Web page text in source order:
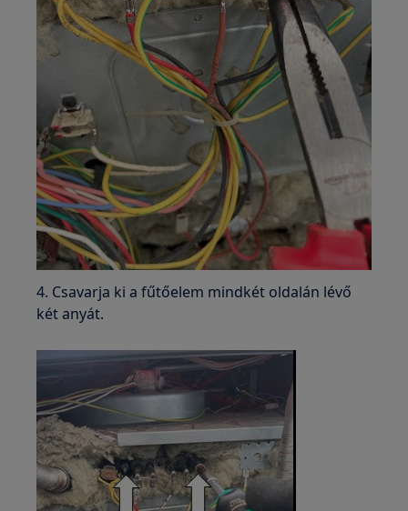
4. Csavarja ki a fűtőelem mindkét oldalán lévő
két anyát.